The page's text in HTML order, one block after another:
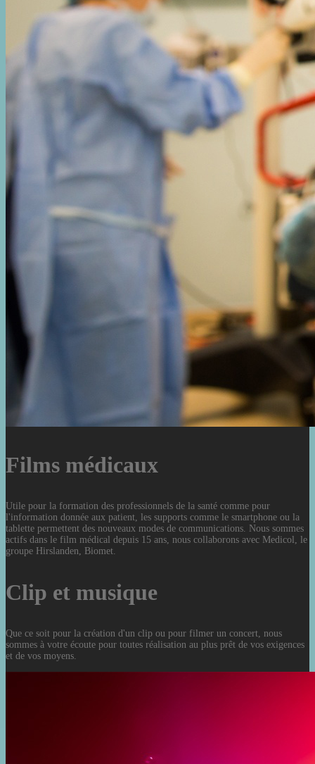
Films médicaux
Utile pour la formation des professionnels de la santé comme pour
l'information donnée aux patient, les supports comme le smartphone ou la
tablette permettent des nouveaux modes de communications. Nous sommes
actifs dans le film médical depuis 15 ans, nous collaborons avec Medicol, le
groupe Hirslanden, Biomet.
Clip et musique
Que ce soit pour la création d'un clip ou pour filmer un concert, nous
sommes à votre écoute pour toutes réalisation au plus prêt de vos exigences
et de vos moyens.